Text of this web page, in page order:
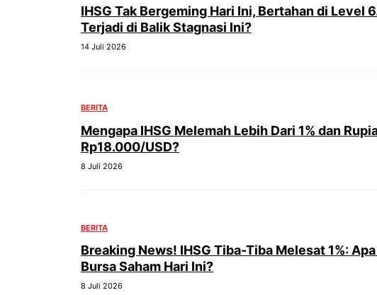
IHSG Tak Bergeming Hari Ini, Bertahan di Level
Terjadi di Balik Stagnasi Ini?
14 Juli 2026
BERITA
Mengapa IHSG Melemah Lebih Dari 1% dan
Rp18.000/USD?
8 Juli 2026
BERITA
Breaking News! IHSG Tiba-Tiba Melesat 1%:
Bursa Saham Hari Ini?
8 Juli 2026